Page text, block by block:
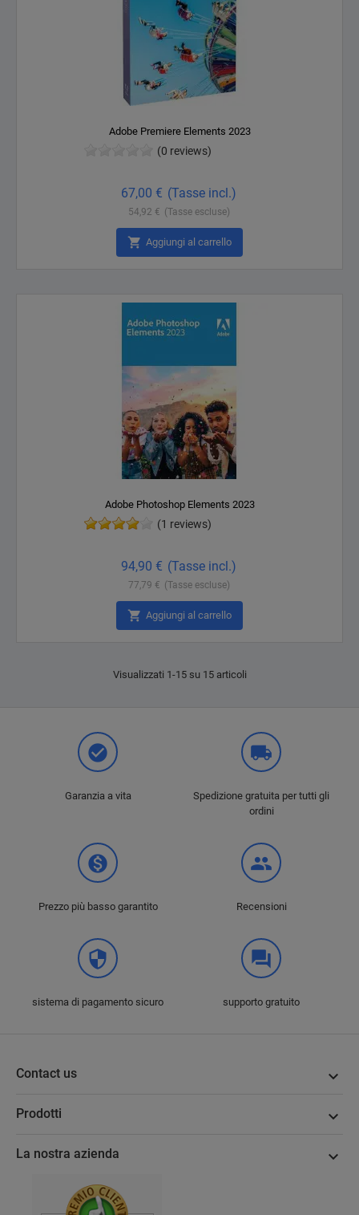
Adobe Premiere Elements 2023
(0 reviews)
67,00 € (Tasse incl.)
54,92 € (Tasse escluse)
 Aggiungi al carrello
Adobe Photoshop Elements 2023
(1 reviews)
94,90 € (Tasse incl.)
77,79 € (Tasse escluse)
 Aggiungi al carrello
Visualizzati 1-15 su 15 articoli
check_circle
Garanzia a vita
local_shipping
Spedizione gratuita per tutti gli
ordini
monetization_on
Prezzo più basso garantito
group
Recensioni
security
sistema di pagamento sicuro
question_answer
supporto gratuito
Contact us 
Prodotti 
La nostra azienda 